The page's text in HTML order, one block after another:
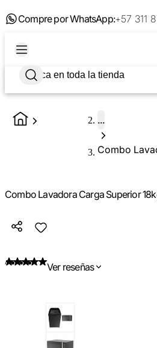
Compre por WhatsApp:+57 311
...
Combo
Combo Lavadora Carga Superior
Ver reseñas